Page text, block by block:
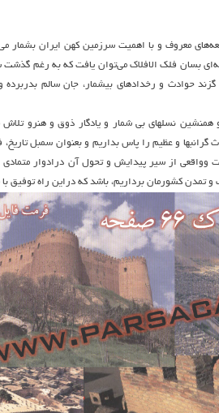
معروف و با اهمیت سرزمین کهن ایران بشمار
بسان فلک الافلاک مي‌توان یافت که به رغم گذشت
حوادث و رخدادهای بیشمار، جان سالم
و همنشین نسلهای بی شمار و یادگار ذوق و هنرو
و عظیم را پاس بداریم و بعنوان سمبل
وواقعی از سیر پیدایش و تحول آن درادوار
کشورمان برداریم، باشد که دراین راه توفیق با